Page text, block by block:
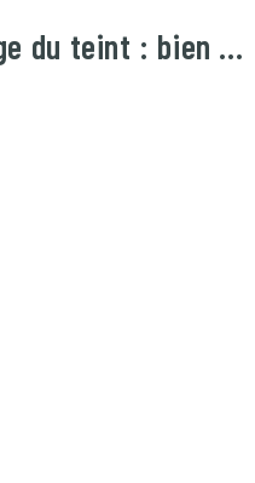
du teint : bien …